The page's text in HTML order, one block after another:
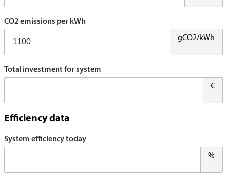
CO2 emissions per kWh
gCO2/kWh
Total investment for system
€
Efficiency data
System efficiency today
%